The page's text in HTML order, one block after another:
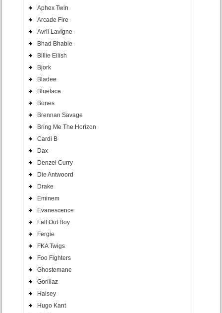
Aphex Twin
Arcade Fire
Avril Lavigne
Bhad Bhabie
Billie Eilish
Bjork
Bladee
Blueface
Bones
Brennan Savage
Bring Me The Horizon
Cardi B
Dax
Denzel Curry
Die Antwoord
Drake
Eminem
Evanescence
Fall Out Boy
Fergie
FKA Twigs
Foo Fighters
Ghostemane
Gorillaz
Halsey
Hugo Kant